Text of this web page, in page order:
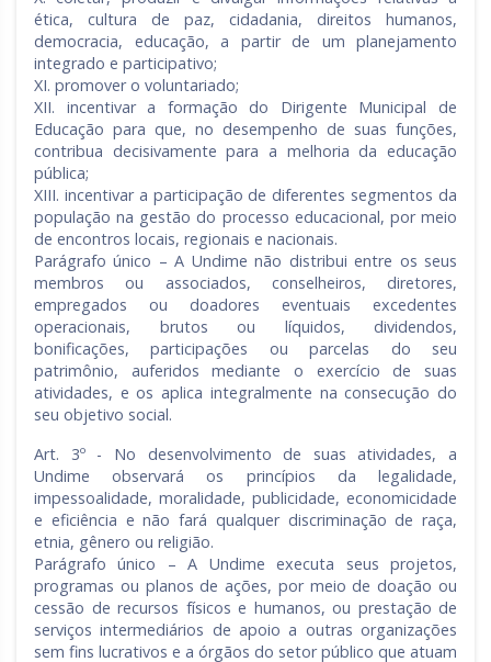
ética, cultura de paz, cidadania, direitos humanos,
democracia, educação, a partir de um planejamento
integrado e participativo;
XI. promover o voluntariado;
XII. incentivar a formação do Dirigente Municipal de
Educação para que, no desempenho de suas funções,
contribua decisivamente para a melhoria da educação
pública;
XIII. incentivar a participação de diferentes segmentos da
população na gestão do processo educacional, por meio
de encontros locais, regionais e nacionais.
Parágrafo único – A Undime não distribui entre os seus
membros ou associados, conselheiros, diretores,
empregados ou doadores eventuais excedentes
operacionais, brutos ou líquidos, dividendos,
bonificações, participações ou parcelas do seu
patrimônio, auferidos mediante o exercício de suas
atividades, e os aplica integralmente na consecução do
seu objetivo social.
Art. 3º - No desenvolvimento de suas atividades, a
Undime observará os princípios da legalidade,
impessoalidade, moralidade, publicidade, economicidade
e eficiência e não fará qualquer discriminação de raça,
etnia, gênero ou religião.
Parágrafo único – A Undime executa seus projetos,
programas ou planos de ações, por meio de doação ou
cessão de recursos físicos e humanos, ou prestação de
serviços intermediários de apoio a outras organizações
sem fins lucrativos e a órgãos do setor público que atuam